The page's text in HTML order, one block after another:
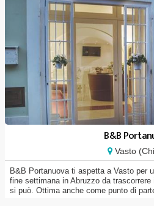
B&B
Vasto
B&B Portanuova ti aspetta a Vasto per
fine settimana in Abruzzo da
si può. Ottima anche come punto di